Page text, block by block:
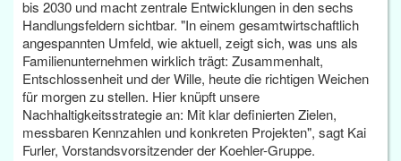
bis 2030 und macht zentrale Entwicklungen in den sechs
Handlungsfeldern sichtbar. "In einem gesamtwirtschaftlich
angespannten Umfeld, wie aktuell, zeigt sich, was uns als
Familienunternehmen wirklich trägt: Zusammenhalt,
Entschlossenheit und der Wille, heute die richtigen Weichen
für morgen zu stellen. Hier knüpft unsere
Nachhaltigkeitsstrategie an: Mit klar definierten Zielen,
messbaren Kennzahlen und konkreten Projekten", sagt Kai
Furler, Vorstandsvorsitzender der Koehler-Gruppe.